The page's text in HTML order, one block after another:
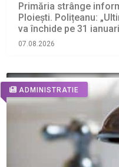
Primăria strânge
Ploiești. Polițeanu:
va închide pe 31
07.08.2026
ADMINISTRATIE